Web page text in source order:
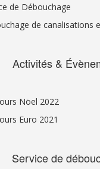
de Débouchage
de canalisations
Activités &
Nöel 2022
Euro 2021
Service de